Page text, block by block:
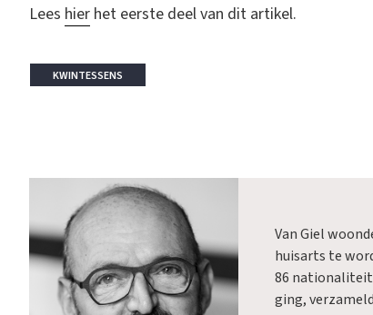
Lees hier het eerste deel van dit artikel.
KWINTESSENS
Van Giel
huisarts te
86
ging,